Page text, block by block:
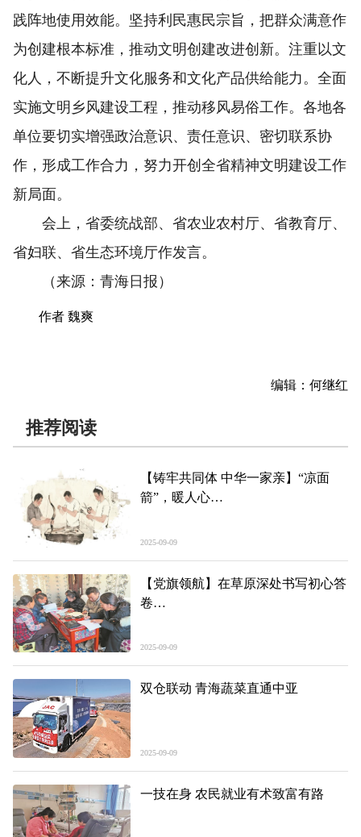
践阵地使用效能。坚持利民惠民宗旨，把群众满意作
为创建根本标准，推动文明创建改进创新。注重以文
化人，不断提升文化服务和文化产品供给能力。全面
实施文明乡风建设工程，推动移风易俗工作。各地各
单位要切实增强政治意识、责任意识、密切联系协
作，形成工作合力，努力开创全省精神文明建设工作
新局面。
会上，省委统战部、省农业农村厅、省教育厅、
省妇联、省生态环境厅作发言。
（来源：青海日报）
作者 魏爽
编辑：何继红
推荐阅读
【铸牢共同体 中华一家亲】“凉面
箭”，暖人心
2025-09-09
【党旗领航】在草原深处书写初心答
卷
干部轮换纪实
2025-09-09
双仓联动 青海蔬菜直通中亚
2025-09-09
一技在身 农民就业有术致富有路